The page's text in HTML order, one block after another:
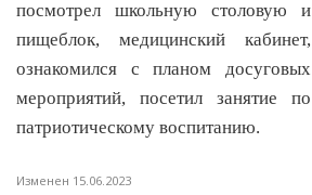
посмотрел школьную столовую и
пищеблок, медицинский кабинет,
ознакомился с планом досуговых
мероприятий, посетил занятие по
патриотическому воспитанию.
Изменен 15.06.2023